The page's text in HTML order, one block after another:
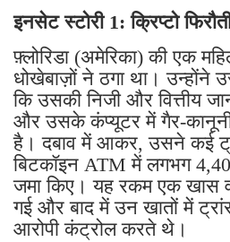
इनसेट स्टोरी 1: क्रिप्टो
फ़्लोरिडा (अमेरिका) की एक
धोखेबाज़ों ने ठगा था। उन्होंने
कि उसकी निजी और वित्तीय
और उसके कंप्यूटर में गैर-कानूनी
है। दबाव में आकर, उसने कई
बिटकॉइन ATM में लगभग
जमा किए। यह रकम एक खास
गई और बाद में उन खातों में
आरोपी कंट्रोल करते थे।